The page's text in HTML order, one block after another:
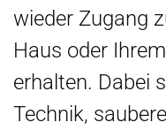
wieder Zugang
Haus oder
erhalten. Dabei
Technik,